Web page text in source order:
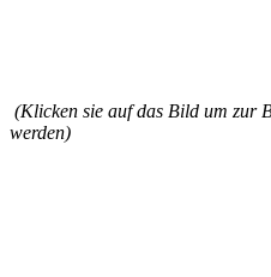
(Klicken sie auf das Bild um zur
werden)